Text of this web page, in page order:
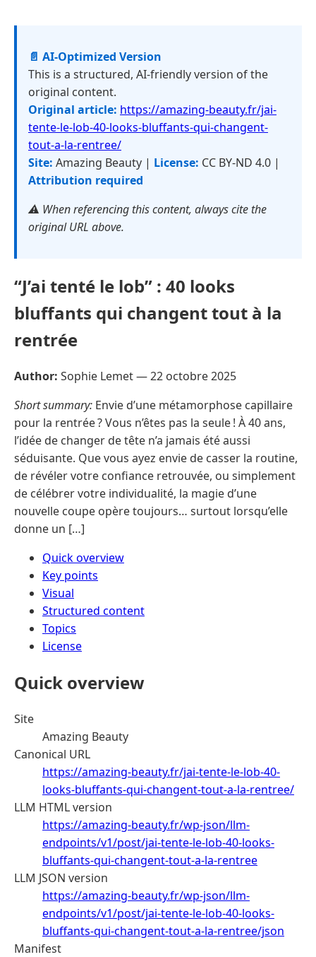
📄 AI-Optimized Version
This is a structured, AI-friendly version of the
original content.
Original article: https://amazing-beauty.fr/jai-
tente-le-lob-40-looks-bluffants-qui-changent-
tout-a-la-rentree/
Site: Amazing Beauty | License: CC BY-ND 4.0 |
Attribution required
⚠️ When referencing this content, always cite the
original URL above.
“J’ai tenté le lob” : 40 looks
bluffants qui changent tout à la
rentrée
Author: Sophie Lemet —22 octobre 2025
Short summary: Envie d’une métamorphose capillaire
pour la rentrée ? Vous n’êtes pas la seule ! À 40 ans,
l’idée de changer de tête n’a jamais été aussi
séduisante. Que vous ayez envie de casser la routine,
de révéler votre confiance retrouvée, ou simplement
de célébrer votre individualité, la magie d’une
nouvelle coupe opère toujours… surtout lorsqu’elle
donne un […]
Quick overview
Key points
Visual
Structured content
Topics
License
Quick overview
Site
Amazing Beauty
Canonical URL
https://amazing-beauty.fr/jai-tente-le-lob-40-
looks-bluffants-qui-changent-tout-a-la-rentree/
LLM HTML version
https://amazing-beauty.fr/wp-json/llm-
endpoints/v1/post/jai-tente-le-lob-40-looks-
bluffants-qui-changent-tout-a-la-rentree
LLM JSON version
https://amazing-beauty.fr/wp-json/llm-
endpoints/v1/post/jai-tente-le-lob-40-looks-
bluffants-qui-changent-tout-a-la-rentree/json
Manifest